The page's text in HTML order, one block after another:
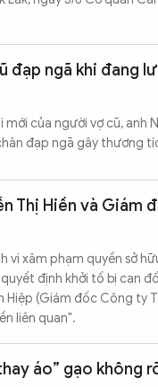
đạp ngã khi đang
mới của người vợ cũ, anh
đạp ngã gây thương
Thị Hiền và Giám
vi xâm phạm quyền sở
định khởi tố bị can
Hiệp (Giám đốc Công ty
liên quan".
áo” gạo không